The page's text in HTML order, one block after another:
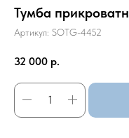
Тумба
Артикул: SOTG-4452
32 000 р.